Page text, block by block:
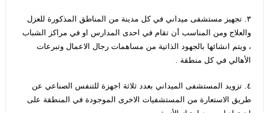
٣. تجهيز مستشفى ميداني في كل مدينة من المناطق المذكورة للعزل
والعلاج ومن المناسب أن تقام في احدى المدارس او في مراكز الشباب
، ويتم انشائها بالجهود الذاتية من مساهمات رجال الاعمال وتبرعات
الأهالي في كل منطقة .
٤. تزويد المستشفى الميداني بعدد ثلاثة اجهزة للتنفس الصناعي عن
طريق الاستعارة من المستشفيات الاخرى الموجودة في المنطقة على